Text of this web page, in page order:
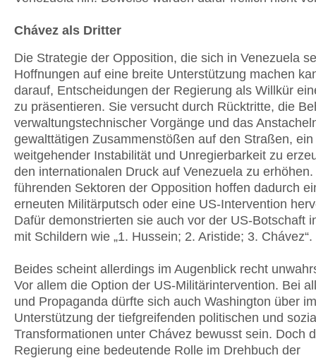
Chávez als Dritter
Die Strategie der Opposition, die sich in Venezuela
Hoffnungen auf eine breite Unterstützung machen
darauf, Entscheidungen der Regierung als Willkür
zu präsentieren. Sie versucht durch Rücktritte, die
verwaltungstechnischer Vorgänge und das
gewalttätigen Zusammenstößen auf den Straßen, ein
weitgehender Instabilität und Unregierbarkeit zu
den internationalen Druck auf Venezuela zu erhöhen.
führenden Sektoren der Opposition hoffen dadurch
erneuten Militärputsch oder eine US-Intervention
Dafür demonstrierten sie auch vor der US-Botschaft
mit Schildern wie „1. Hussein; 2. Aristide; 3. Chávez“.
Beides scheint allerdings im Augenblick recht
Vor allem die Option der US-Militärintervention. Bei
und Propaganda dürfte sich auch Washington über
Unterstützung der tiefgreifenden politischen und
Transformationen unter Chávez bewusst sein. Doch
Regierung eine bedeutende Rolle im Drehbuch der